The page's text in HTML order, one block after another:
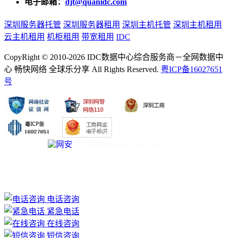
电子邮箱： djt@quanidc.com
深圳服务器托管 深圳服务器租用 深圳主机托管 深圳主机租用
云主机租用 机柜租用 带宽租用 IDC
CopyRight © 2010-2026 IDC数据中心综合服务商－全网数据中
心 畅快网络 全球乐分享 All Rights Reserved. 粤ICP备16027651
号
电话咨询
紧急电话
在线咨询
短信咨询